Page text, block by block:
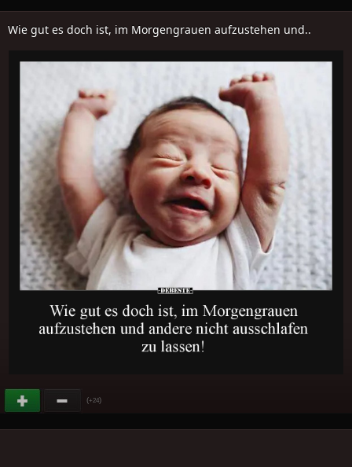
Wie gut es doch ist, im Morgengrauen aufzustehen und..
(+24)